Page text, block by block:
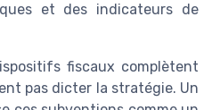
et des indicateurs de
fiscaux complètent
pas dicter la stratégie. Un